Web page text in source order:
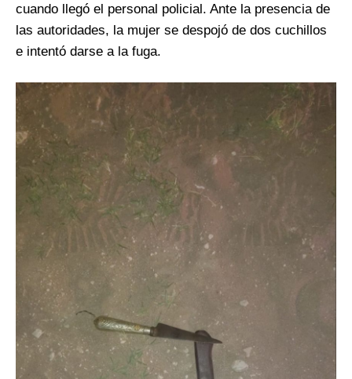
cuando llegó el personal policial. Ante la presencia de
las autoridades, la mujer se despojó de dos cuchillos
e intentó darse a la fuga.